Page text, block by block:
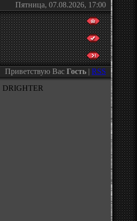
Пятница, 07.08.2026, 17:00
Приветствую Вас Гость | RSS
DRIGHTER